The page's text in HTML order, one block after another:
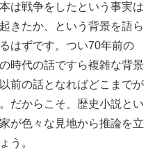
は戦争をしたという事実は
きたか、という背景を語ら
はずです。つい70年前の
時代の話ですら複雑な背景
前の話となればどこまでが
だからこそ、歴史小説とい
が色々な見地から推論を立
う。